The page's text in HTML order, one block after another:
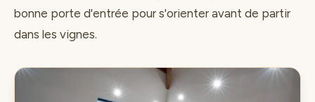
bonne porte d'entrée pour s'orienter avant de partir
dans les vignes.